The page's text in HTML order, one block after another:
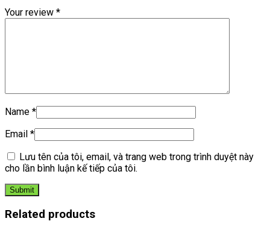
Your review *
Name *
Email *
Lưu tên của tôi, email, và trang web trong trình duyệt này
cho lần bình luận kế tiếp của tôi.
Related products